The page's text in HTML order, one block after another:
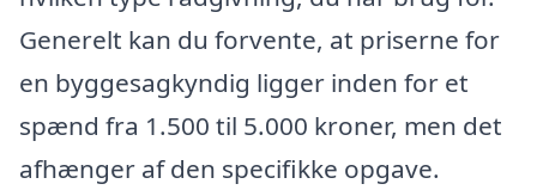
Generelt kan du forvente, at priserne for
en byggesagkyndig ligger inden for et
spænd fra 1.500 til 5.000 kroner, men det
afhænger af den specifikke opgave.